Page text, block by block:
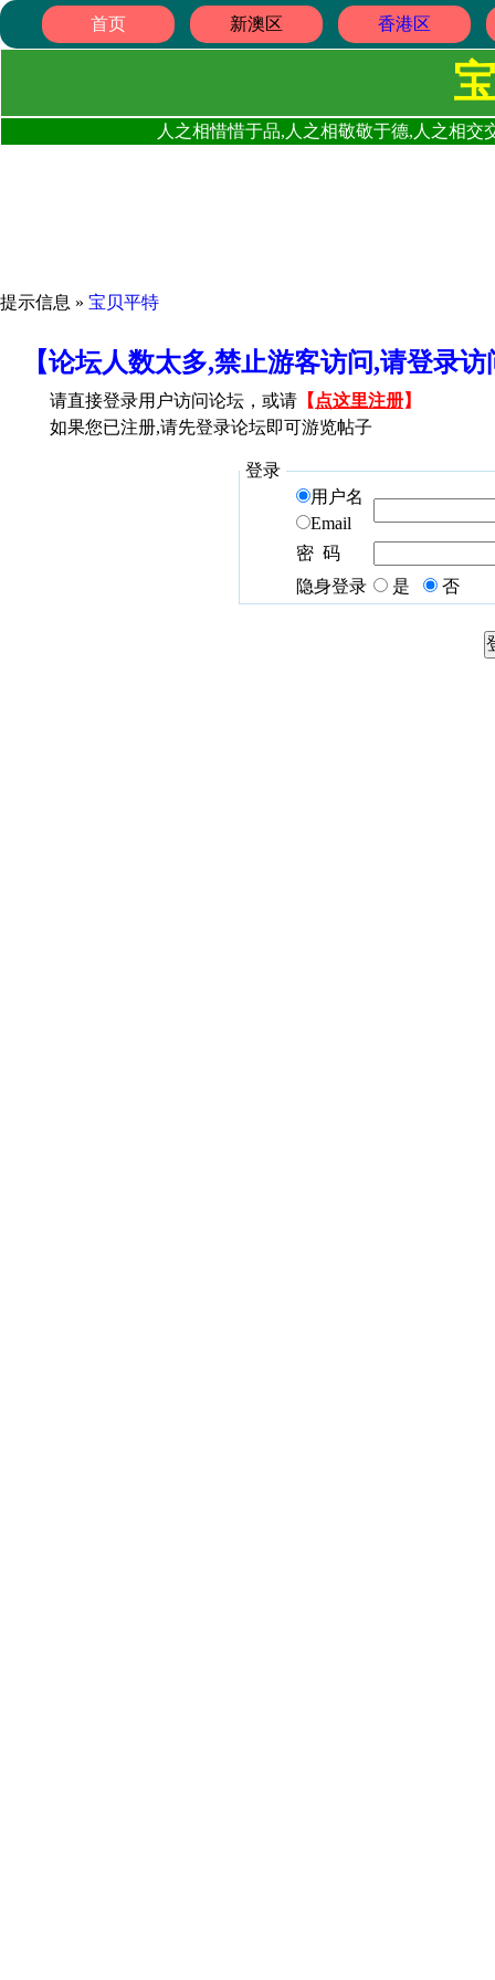
首页 新澳区 香港区
人之相惜惜于品,人之相敬敬于德,人之相
提示信息 » 宝贝平特
【论坛人数太多,禁止游客访问,请登录
请直接登录用户访问论坛，或请 【 点这里注册】
如果您已注册,请先登录论坛即可游览帖子
登录
用户名
Email
密 码
隐身登录
是 否